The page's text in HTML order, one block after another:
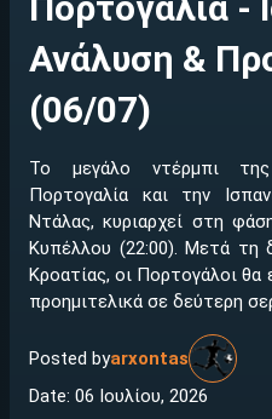
Ανάλυση &
(06/07)
Το μεγάλο ντέρμπι
Πορτογαλία και την
Ντάλας, κυριαρχεί στη
Κυπέλλου (22:00). Μετά τη
Κροατίας, οι Πορτογάλοι θα
προημιτελικά σε δεύτερη
Posted byarxontas
Date: 06 Ιουλίου, 2026